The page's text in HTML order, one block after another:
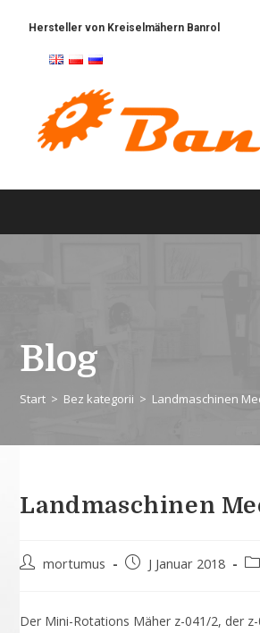
Hersteller von Kreiselmähern Banrol
Landmaschinen Mechanik
Blog
Start > Bez kategorii > Landmaschinen
Landmaschinen
mortumus J Januar 2018
Der Mini-Rotations Mäher z-041/2, der